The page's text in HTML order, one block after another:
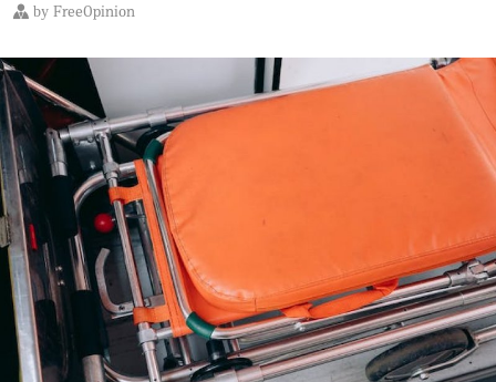
by FreeOpinion